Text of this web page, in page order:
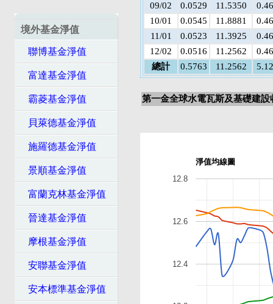
境外基金淨值
聯博基金淨值
富達基金淨值
霸菱基金淨值
貝萊德基金淨值
施羅德基金淨值
景順基金淨值
富蘭克林基金淨值
晉達基金淨值
摩根基金淨值
安聯基金淨值
安本標準基金淨值
09/02
0.0529 11.5350
10/01
0.0545 11.8881
11/01
0.0523 11.3925
12/02
0.0516 11.2562
總計
0.5763 11.2562
第一金全球水電瓦斯及基礎建
淨值均線圖
12.4
12.6
12.8